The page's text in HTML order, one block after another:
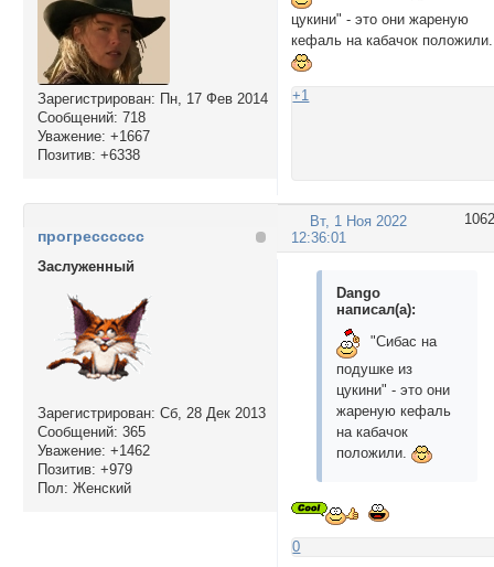
Зарегистрирован: Пн, 17 Фев 2014
Сообщений: 718
Уважение: +1667
Позитив: +6338
цукини" - это они жареную
кефаль на кабачок положили.
+1
1062
Вт, 1 Ноя 2022
12:36:01
прогресссссс
Заслуженный
Зарегистрирован: Сб, 28 Дек 2013
Сообщений: 365
Уважение: +1462
Позитив: +979
Пол: Женский
Dango
написал(а):
"Сибас на
подушке из
цукини" - это они
жареную кефаль
на кабачок
положили.
0